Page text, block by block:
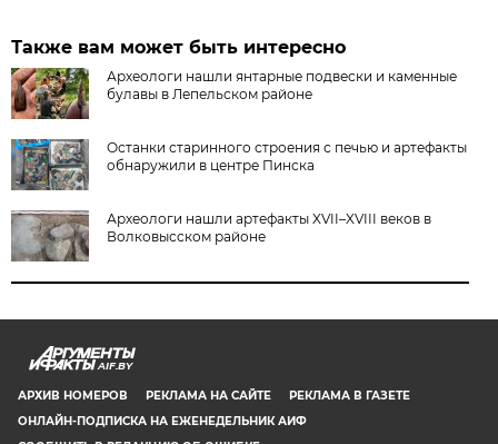
Также вам может быть интересно
Археологи нашли янтарные подвески и каменные
булавы в Лепельском районе
Останки старинного строения с печью и артефакты
обнаружили в центре Пинска
Археологи нашли артефакты XVII–XVIII веков в
Волковысском районе
AIF.BY
АРХИВ НОМЕРОВ РЕКЛАМА НА САЙТЕ
РЕКЛАМА В ГАЗЕТЕ
ОНЛАЙН-ПОДПИСКА НА ЕЖЕНЕДЕЛЬНИК АИФ